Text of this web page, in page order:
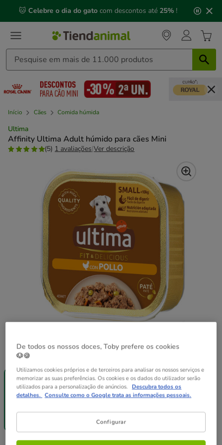
mensagem,
🐱 Celebre o dia do gato com descontos até 25% !
Início Cães Comida húmida
Ultima
Affinity Ultima Adult húmido para cães Mini
(5) 1 avaliações|Ver descrição
Peso:150 g
150 g
-25% na 2ª
un.
1.79€
12 terrinas x
150 g
Pack
Poupança
21.05€
(11.69€ / kg)
De todos os nossos doces, Toby prefere os cookies
🐶🍪
Utilizamos cookies próprios e de terceiros para analisar os nossos serviços e
memorizar as suas preferências. Os cookies e os dados do utilizador serão
utilizados para a personalização de anúncios. Descubra todos os
detalhes. Consulte como o Google trata as informações pessoais.
Configurar